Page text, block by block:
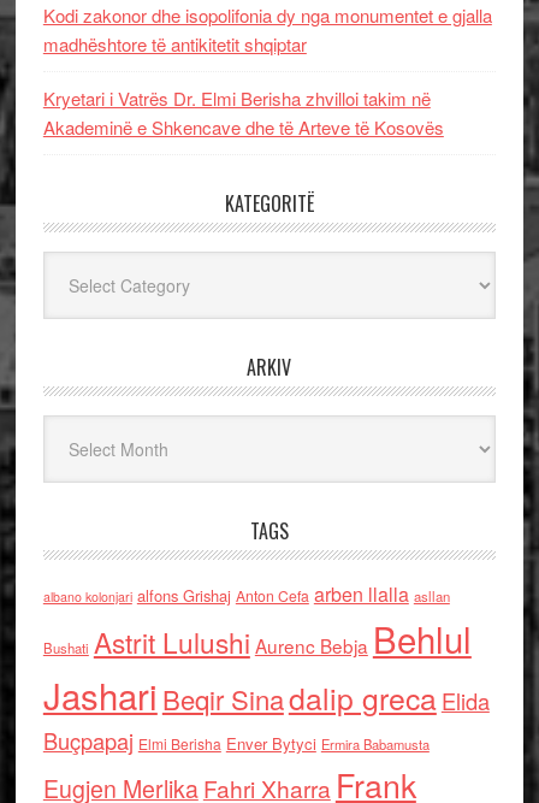
Kodi zakonor dhe isopolifonia dy nga monumentet e gjalla
madhështore të antikitetit shqiptar
Kryetari i Vatrës Dr. Elmi Berisha zhvilloi takim në
Akademinë e Shkencave dhe të Arteve të Kosovës
KATEGORITË
ARKIV
TAGS
albano kolonjari alfons Grishaj Anton Cefa arben llalla asllan
Bushati Astrit Lulushi Aurenc Bebja Behlul
Jashari Beqir Sinadalip grecaElida
Buçpapaj Elmi Berisha Enver Bytyci Ermira Babamusta
Eugjen MerlikaFahri Xharra Frank